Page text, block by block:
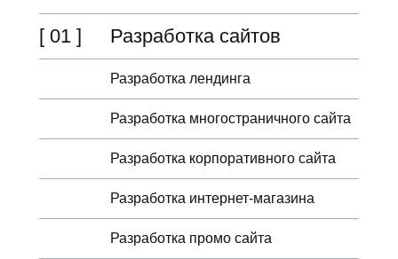
Разработка сайтов
[ 01 ]
Разработка лендинга
Разработка многостраничного сайта
Разработка корпоративного сайта
Разработка интернет-магазина
Разработка промо сайта